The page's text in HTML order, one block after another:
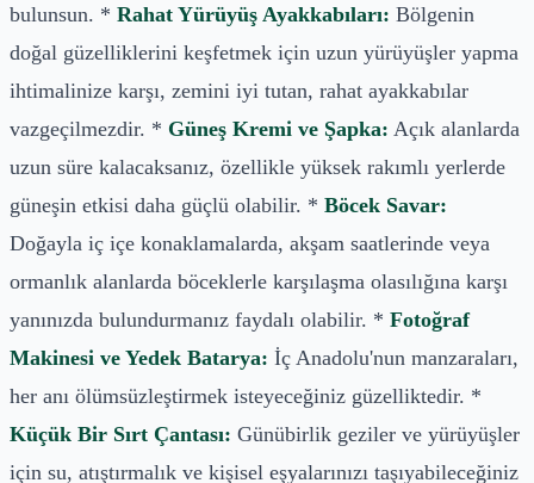
bulunsun. * Rahat Yürüyüş Ayakkabıları: Bölgenin
doğal güzelliklerini keşfetmek için uzun yürüyüşler yapma
ihtimalinize karşı, zemini iyi tutan, rahat ayakkabılar
vazgeçilmezdir. * Güneş Kremi ve Şapka: Açık alanlarda
uzun süre kalacaksanız, özellikle yüksek rakımlı yerlerde
güneşin etkisi daha güçlü olabilir. * Böcek Savar:
Doğayla iç içe konaklamalarda, akşam saatlerinde veya
ormanlık alanlarda böceklerle karşılaşma olasılığına karşı
yanınızda bulundurmanız faydalı olabilir. * Fotoğraf
Makinesi ve Yedek Batarya: İç Anadolu'nun manzaraları,
her anı ölümsüzleştirmek isteyeceğiniz güzelliktedir. *
Küçük Bir Sırt Çantası: Günübirlik geziler ve yürüyüşler
için su, atıştırmalık ve kişisel eşyalarınızı taşıyabileceğiniz